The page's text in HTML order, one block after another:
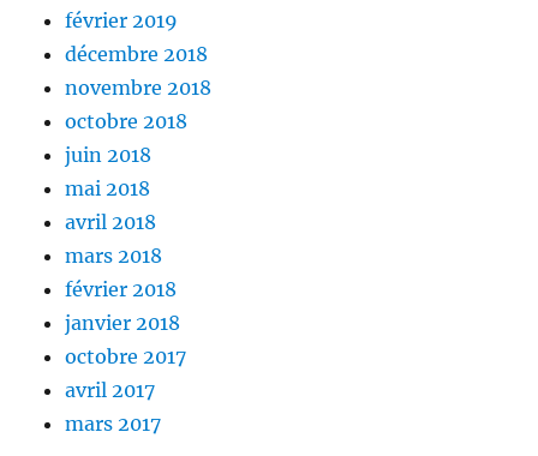
février 2019
décembre 2018
novembre 2018
octobre 2018
juin 2018
mai 2018
avril 2018
mars 2018
février 2018
janvier 2018
octobre 2017
avril 2017
mars 2017